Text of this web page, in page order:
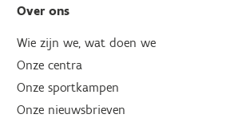
Over ons
Wie zijn we, wat doen we
Onze centra
Onze sportkampen
Onze nieuwsbrieven